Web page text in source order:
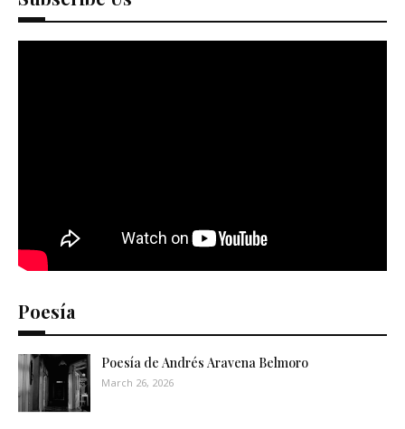
Poesía
Poesía de Andrés Aravena Belmoro
March 26, 2026